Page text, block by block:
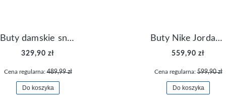
Buty damskie sneakersy Nike M2K Tekno AO3108-006
329,90 zł
Cena regularna:489,99 zł
Do koszyka
Buty Nike Jordan Flight Origin 4 921196-100
559,90 zł
Cena regularna:599,90 zł
Do koszyka